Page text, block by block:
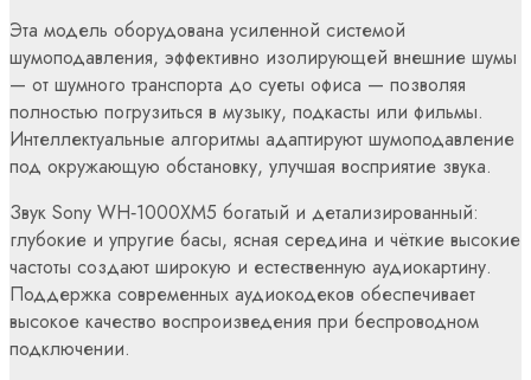
Эта модель оборудована усиленной системой
шумоподавления, эффективно изолирующей внешние шумы
— от шумного транспорта до суеты офиса — позволяя
полностью погрузиться в музыку, подкасты или фильмы.
Интеллектуальные алгоритмы адаптируют шумоподавление
под окружающую обстановку, улучшая восприятие звука.
Звук Sony WH‑1000XM5 богатый и детализированный:
глубокие и упругие басы, ясная середина и чёткие высокие
частоты создают широкую и естественную аудиокартину.
Поддержка современных аудиокодеков обеспечивает
высокое качество воспроизведения при беспроводном
подключении.